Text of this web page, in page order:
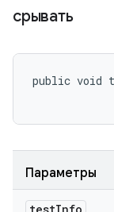
срывать
public void
Параметры